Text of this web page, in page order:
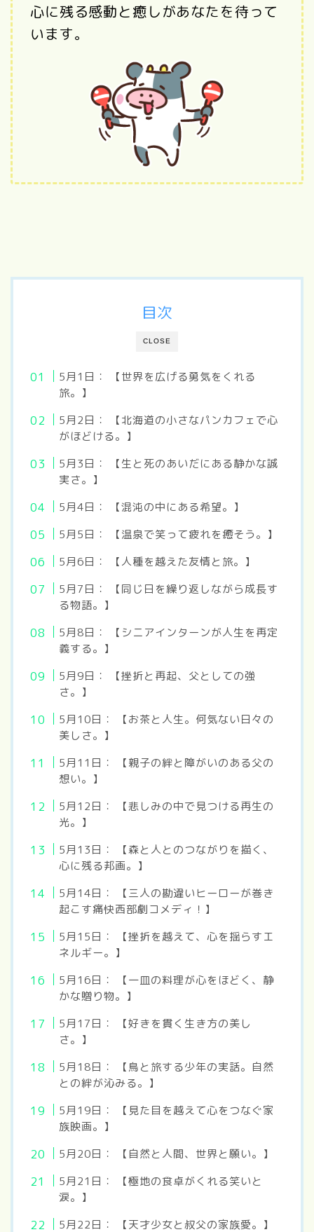
心に残る感動と癒しがあなたを待って
います。
CLOSE
目次
5月1日： 【世界を広げる勇気をくれる
旅。】
5月2日： 【北海道の小さなパンカフェで心
がほどける。】
5月3日： 【生と死のあいだにある静かな誠
実さ。】
5月4日： 【混沌の中にある希望。】
5月5日： 【温泉で笑って疲れを癒そう。】
5月6日： 【人種を越えた友情と旅。】
5月7日： 【同じ日を繰り返しながら成長す
る物語。】
5月8日： 【シニアインターンが人生を再定
義する。】
5月9日： 【挫折と再起、父としての強
さ。】
5月10日： 【お茶と人生。何気ない日々の
美しさ。】
5月11日： 【親子の絆と障がいのある父の
想い。】
5月12日： 【悲しみの中で見つける再生の
光。】
5月13日： 【森と人とのつながりを描く、
心に残る邦画。】
5月14日： 【三人の勘違いヒーローが巻き
起こす痛快西部劇コメディ！】
5月15日： 【挫折を越えて、心を揺らすエ
ネルギー。】
5月16日： 【一皿の料理が心をほどく、静
かな贈り物。】
5月17日： 【好きを貫く生き方の美し
さ。】
5月18日： 【鳥と旅する少年の実話。自然
との絆が沁みる。】
5月19日： 【見た目を越えて心をつなぐ家
族映画。】
5月20日： 【自然と人間、世界と願い。】
5月21日： 【極地の食卓がくれる笑いと
涙。】
5月22日： 【天才少女と叔父の家族愛。】